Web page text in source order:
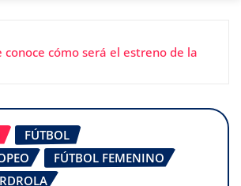
conoce cómo será el estreno de la
FÚTBOL
FÚTBOL FEMENINO